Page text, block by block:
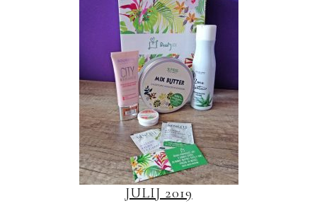
JULIJ 2019